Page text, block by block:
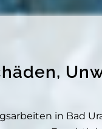
in Bad